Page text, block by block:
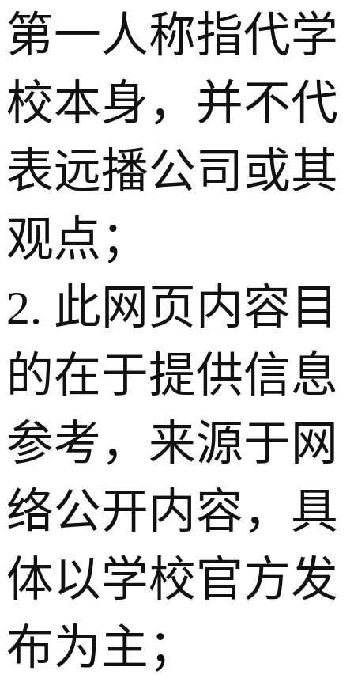
第一人称指代学
校本身，并不代
表远播公司或其
观点；
2. 此网页内容目
的在于提供信息
参考，来源于网
络公开内容，具
体以学校官方发
布为主；